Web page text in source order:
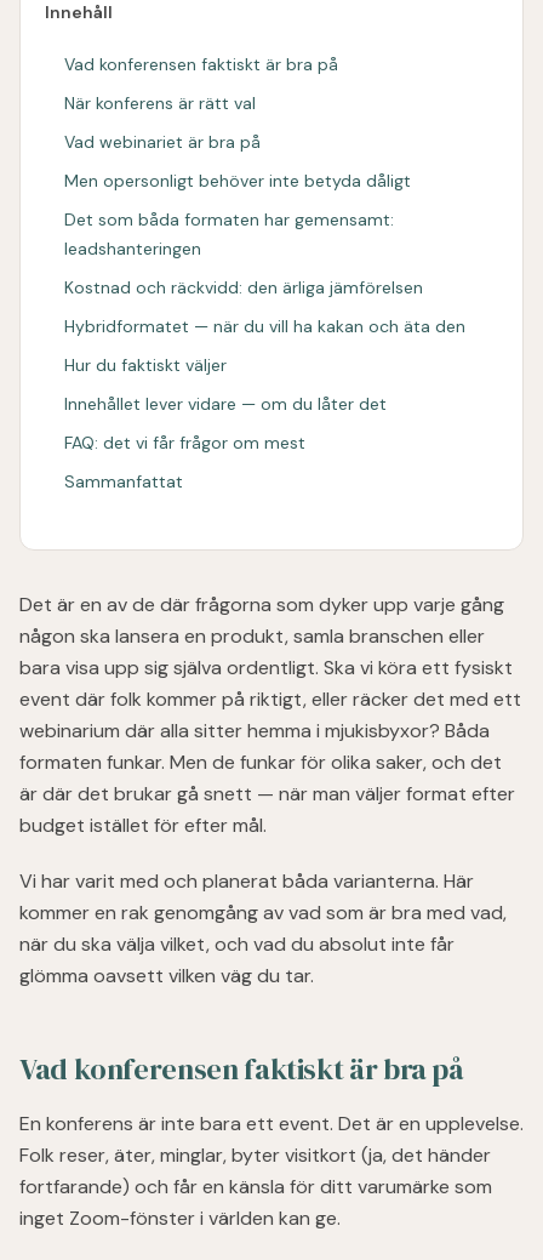
Innehåll
Vad konferensen faktiskt är bra på
När konferens är rätt val
Vad webinariet är bra på
Men opersonligt behöver inte betyda dåligt
Det som båda formaten har gemensamt:
leadshanteringen
Kostnad och räckvidd: den ärliga jämförelsen
Hybridformatet — när du vill ha kakan och äta den
Hur du faktiskt väljer
Innehållet lever vidare — om du låter det
FAQ: det vi får frågor om mest
Sammanfattat
Det är en av de där frågorna som dyker upp varje gång
någon ska lansera en produkt, samla branschen eller
bara visa upp sig själva ordentligt. Ska vi köra ett fysiskt
event där folk kommer på riktigt, eller räcker det med ett
webinarium där alla sitter hemma i mjukisbyxor? Båda
formaten funkar. Men de funkar för olika saker, och det
är där det brukar gå snett — när man väljer format efter
budget istället för efter mål.
Vi har varit med och planerat båda varianterna. Här
kommer en rak genomgång av vad som är bra med vad,
när du ska välja vilket, och vad du absolut inte får
glömma oavsett vilken väg du tar.
Vad konferensen faktiskt är bra på
En konferens är inte bara ett event. Det är en upplevelse.
Folk reser, äter, minglar, byter visitkort (ja, det händer
fortfarande) och får en känsla för ditt varumärke som
inget Zoom-fönster i världen kan ge.